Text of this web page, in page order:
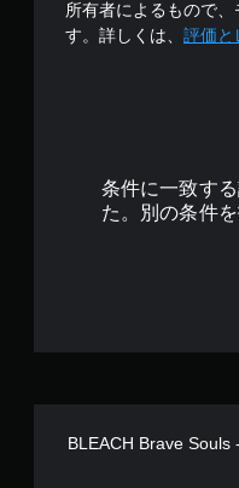
所有者によるもので
す。詳しくは、 評価と
条件に一致す
た。別の条件
BLEACH Brave Souls